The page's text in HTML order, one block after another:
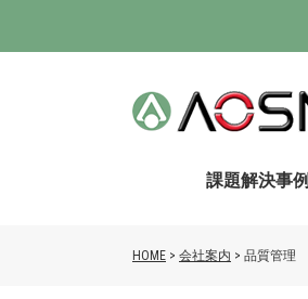
課題解決事例
HOME > 会社案内 > 品質管理